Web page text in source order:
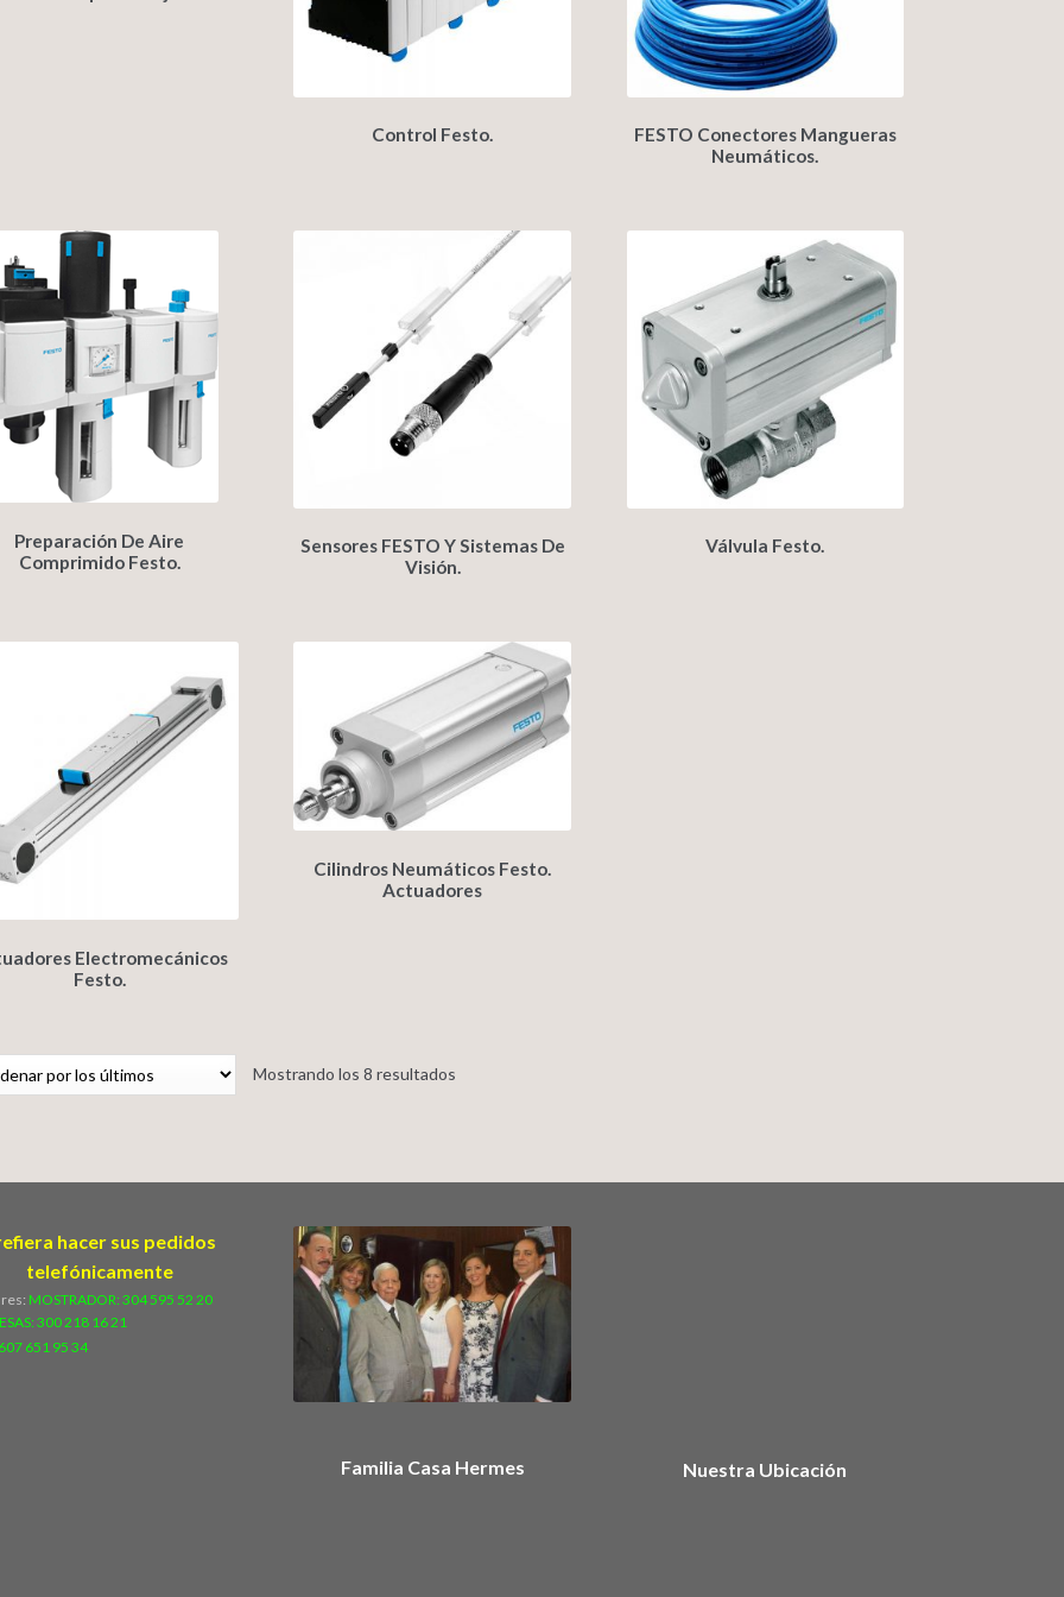
Control Festo.
FESTO Conectores Mangueras
Neumáticos.
Preparación De Aire
Comprimido Festo.
Sensores FESTO Y Sistemas De
Visión.
Válvula Festo.
Electromecánicos
Festo.
Cilindros Neumáticos Festo.
Actuadores
Mostrando los 8 resultados
hacer sus pedidos
telefónicamente
MOSTRADOR: 304 595 52 20
300 218 16 21
651 95 34
Familia Casa Hermes Nuestra Ubicación